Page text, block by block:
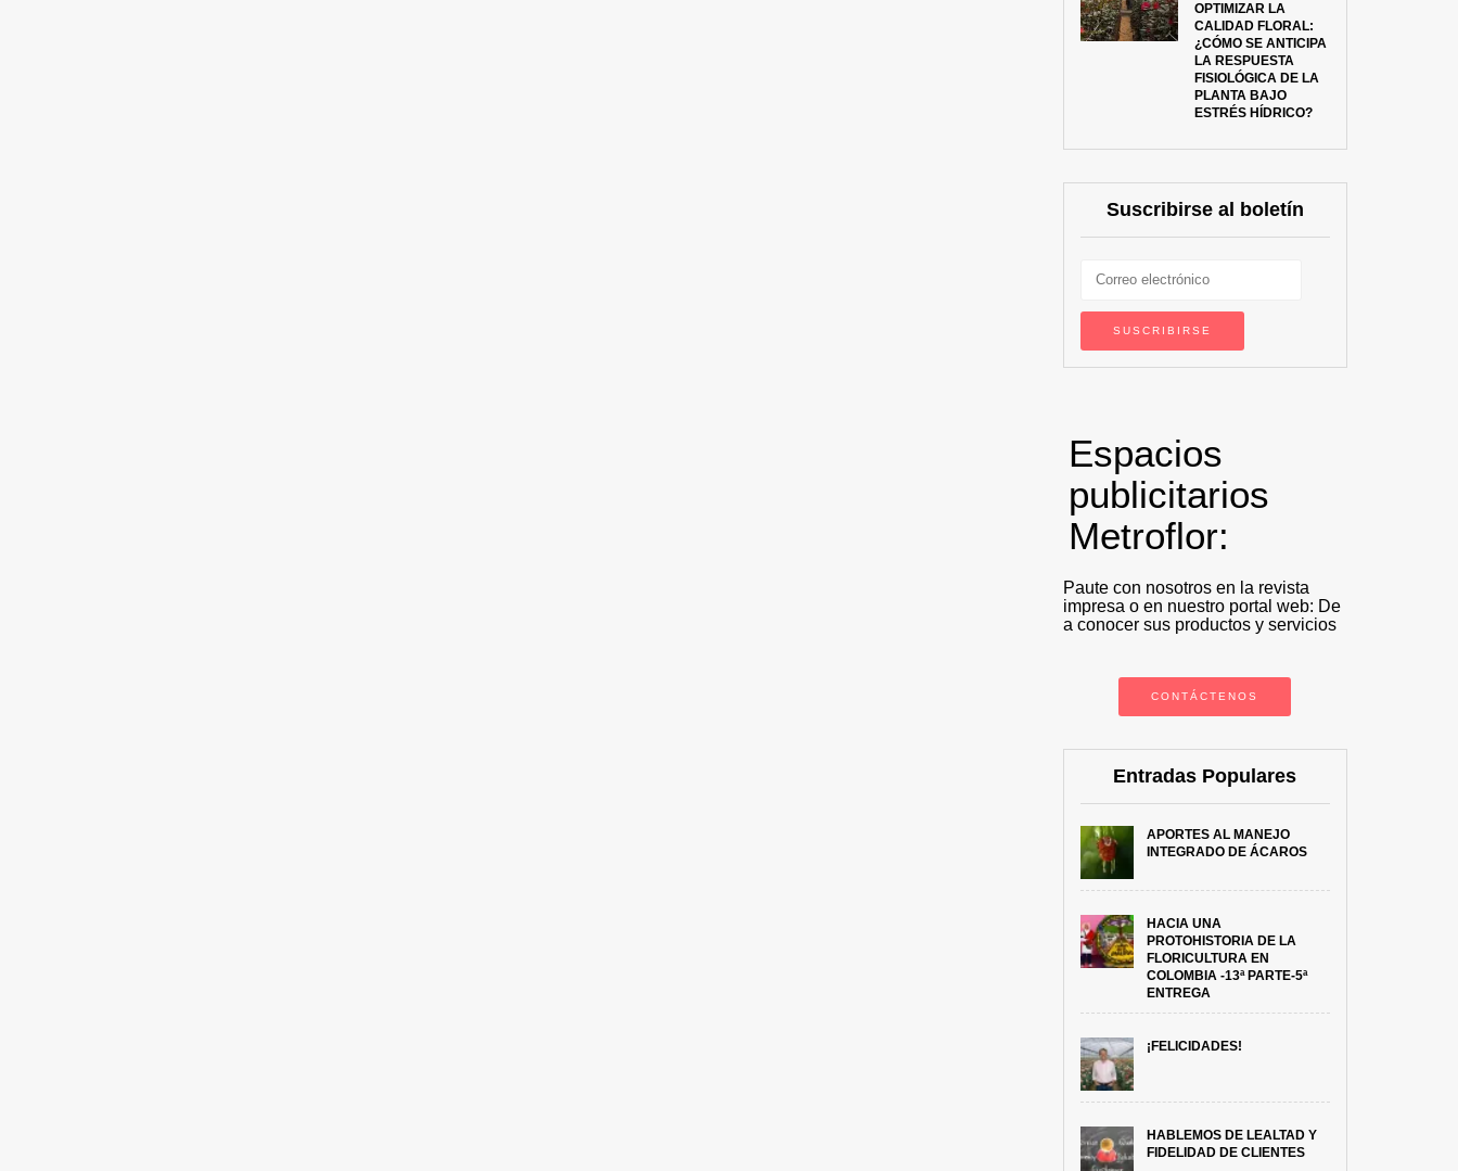
OPTIMIZAR LA
CALIDAD FLORAL:
¿CÓMO SE ANTICIPA
LA RESPUESTA
FISIOLÓGICA DE LA
PLANTA BAJO
ESTRÉS HÍDRICO?
Suscribirse al boletín
Espacios
publicitarios
Metroflor:
Paute con nosotros en la revista
impresa o en nuestro portal web: De
a conocer sus productos y servicios
CONTÁCTENOS
Entradas Populares
APORTES AL MANEJO
INTEGRADO DE ÁCAROS
HACIA UNA
PROTOHISTORIA DE LA
FLORICULTURA EN
COLOMBIA -13ª PARTE-5ª
ENTREGA
¡FELICIDADES!
HABLEMOS DE LEALTAD Y
FIDELIDAD DE CLIENTES